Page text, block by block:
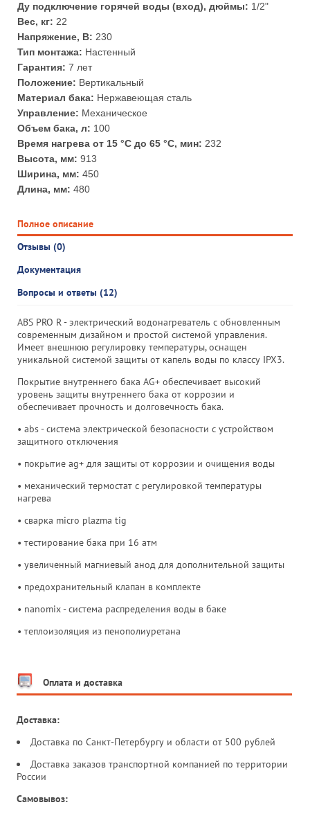
Ду подключение горячей воды (вход), дюймы: 1/2"
Вес, кг: 22
Напряжение, В: 230
Тип монтажа: Настенный
Гарантия: 7 лет
Положение: Вертикальный
Материал бака: Нержавеющая сталь
Управление: Механическое
Объем бака, л: 100
Время нагрева от 15 °С до 65 °С, мин: 232
Высота, мм: 913
Ширина, мм: 450
Длина, мм: 480
Полное описание
Отзывы (0)
Документация
Вопросы и ответы (12)
ABS PRO R - электрический водонагреватель с обновленным
современным дизайном и простой системой управления.
Имеет внешнюю регулировку температуры, оснащен
уникальной системой защиты от капель воды по классу IPX3.
Покрытие внутреннего бака AG+ обеспечивает высокий
уровень защиты внутреннего бака от коррозии и
обеспечивает прочность и долговечность бака.
• abs - система электрической безопасности с устройством
защитного отключения
• покрытие ag+ для защиты от коррозии и очищения воды
• механический термостат с регулировкой температуры
нагрева
• сварка micro plazma tig
• тестирование бака при 16 атм
• увеличенный магниевый анод для дополнительной защиты
• предохранительный клапан в комплекте
• nanomix - система распределения воды в баке
• теплоизоляция из пенополиуретана
Оплата и доставка
Доставка:
Доставка по Санкт-Петербургу и области от 500 рублей
Доставка заказов транспортной компанией по территории
России
Самовывоз: